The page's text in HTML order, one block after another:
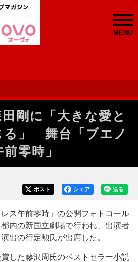
MENU
剛に「大きな愛と
る」 舞台「ブエノ
零時」
送る
シェア
ポスト
ス午前零時」の公開フォトコール
内の新国立劇場で行われ、出演者
出の行定勲氏が出席した。
した藤沢周氏のベストセラー小説